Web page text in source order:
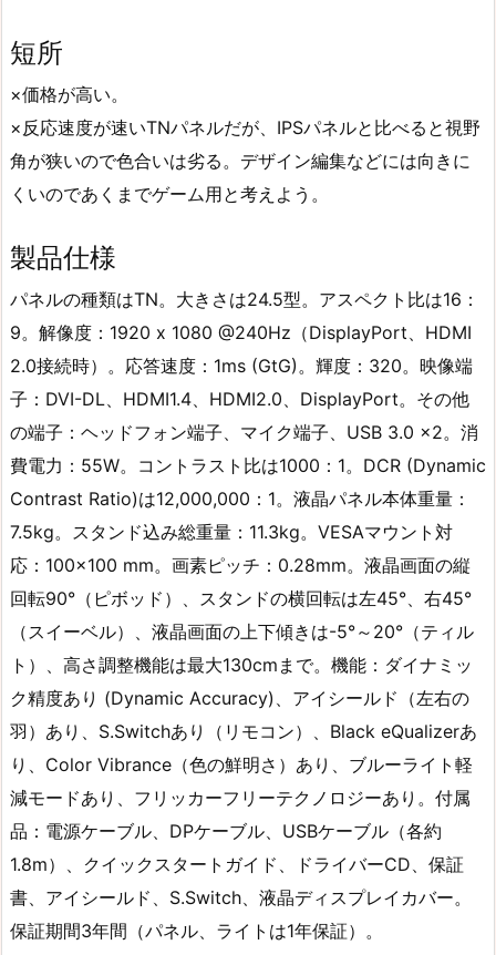
短所
×価格が高い。
×反応速度が速いTNパネルだが、IPSパネルと比べると視野
角が狭いので色合いは劣る。デザイン編集などには向きに
くいのであくまでゲーム用と考えよう。
製品仕様
パネルの種類はTN。大きさは24.5型。アスペクト比‎は16：
9。解像度‎：1920 x 1080 @240Hz（DisplayPort、HDMI
2.0接続時）。応答速度‎‎：1ms (GtG)。輝度‎‎：320。映像端
子‎：DVI-DL、HDMI1.4、HDMI2.0、DisplayPort。その他
の端子：ヘッドフォン端子、マイク端子、USB 3.0 x2。消
費電力：55W。コントラスト比‎‎は1000：1。DCR (Dynamic
Contrast Ratio)‎‎は12,000,000：1。液晶パネル本体重量：
7.5kg。スタンド込み総重量：11.3kg。VESAマウント対
応：100×100 mm‎。画素ピッチ：0.28mm。液晶画面の縦
回転90°‎（ピボッド）、スタンドの横回転は左45°、右45°
（スイーベル）、液晶画面の上下傾きは-5°～20°（ティル
ト）、高さ調整機能は最大130cmまで。機能：ダイナミッ
ク精度あり (Dynamic Accuracy)、アイシールド（左右の
羽）あり、S.Switch‎あり（リモコン）、Black eQualizerあ
り、Color Vibrance（色の鮮明さ）あり、ブルーライト軽
減モード‎あり、フリッカーフリーテクノロジー‎あり。付属
品：電源ケーブル、DPケーブル、USBケーブル（各約
1.8m）、クイックスタートガイド、ドライバーCD、保証
書、アイシールド、S.Switch、液晶ディスプレイカバー‎。
保証期間3年間（パネル、ライトは1年保証）。